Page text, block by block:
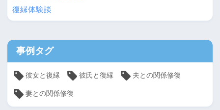
復縁体験談
事例タグ
彼女と復縁 彼氏と復縁 夫との関係修復
妻との関係修復